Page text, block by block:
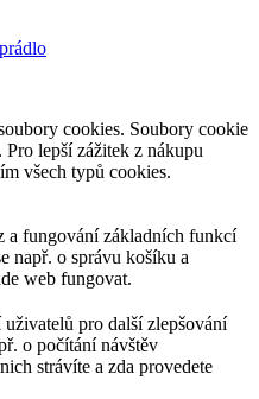
cookies. Soubory cookie
lepší zážitek z nákupu
všech typů cookies.
a fungování základních funkcí
např. o správu košíku a
web fungovat.
pro další zlepšování
o počítání návštěv
strávíte a zda provedete